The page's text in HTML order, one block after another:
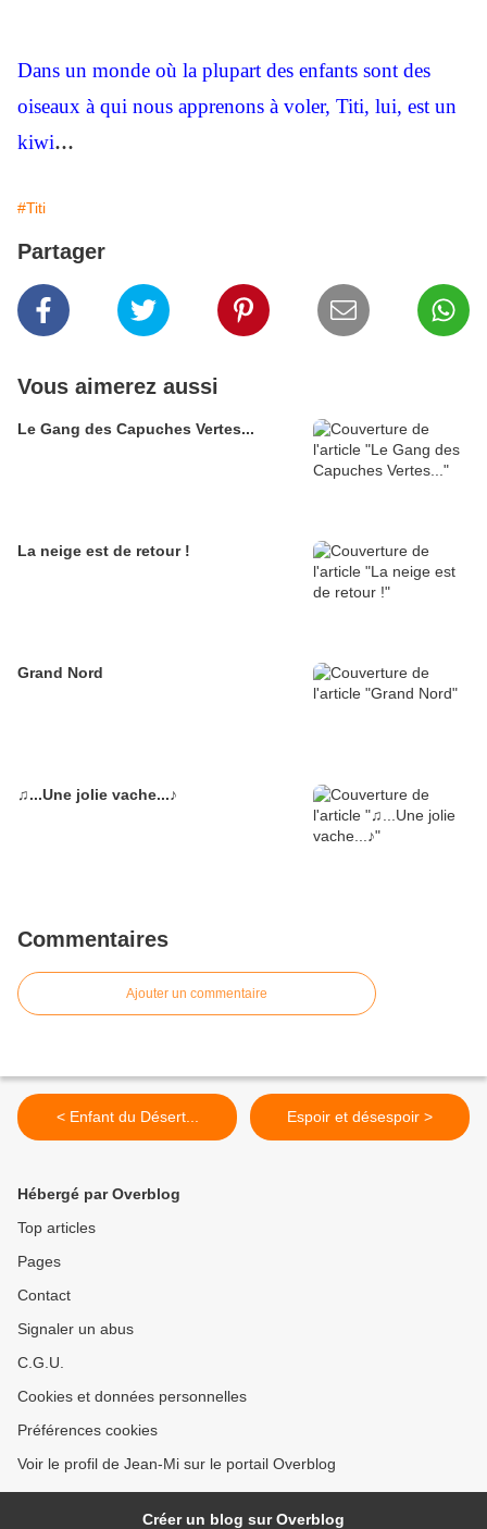
Dans un monde où la plupart des enfants sont des
oiseaux à qui nous apprenons à voler, Titi, lui, est un
kiwi...
#Titi
Partager
Vous aimerez aussi
Le Gang des Capuches Vertes...
La neige est de retour !
Grand Nord
♫...Une jolie vache...♪
Commentaires
Ajouter un commentaire
< Enfant du Désert... Espoir et désespoir >
Hébergé par Overblog
Top articles
Pages
Contact
Signaler un abus
C.G.U.
Cookies et données personnelles
Préférences cookies
Voir le profil de Jean-Mi sur le portail Overblog
Créer un blog sur Overblog